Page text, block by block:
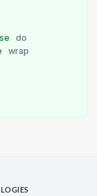
do
wrap